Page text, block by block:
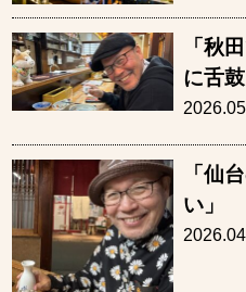
「秋
に舌鼓
「仙
い」